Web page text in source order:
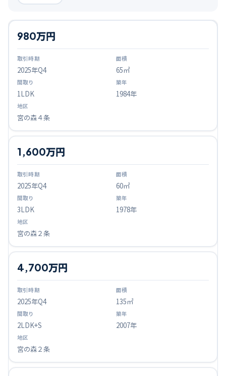
2025年Q4
980万円
65㎡
1LDK 1984年
宮の森４条
2025年Q4
1,600万円
60㎡
3LDK 1978年
宮の森２条
2025年Q4
4,700万円
135㎡
2LDK+S 2007年
宮の森２条